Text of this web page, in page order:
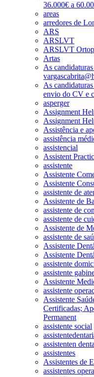
36.000€ a
areas
arredores de
ARS
ARSLVT
ARSLVT
Artas
As
As
envio do CV e
asperger
Assignment
Assignment
Assistência e
assistência
assistencial
Assistent
assistente
Assistente
Assistente
assistente de
Assistente de
assistente de
assistente de
Assistente de
assistente de
Assistente
Assistente
assistente
assistente
Assistente
assistente
Assistente
Certificadas;
Permanent
assistente social
assistenten
assistentes
Assistentes de
assistentes